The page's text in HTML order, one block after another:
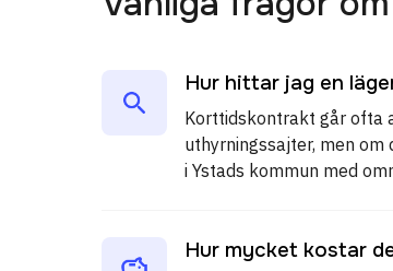
Hur hittar jag en
Korttidskontrakt går ofta
uthyrningssajter, men
i Ystads kommun med
Hur mycket kostar